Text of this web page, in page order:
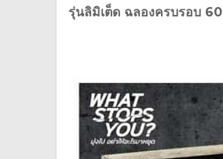
รุ่นลิมิเต็ด ฉลองครบรอบ 60